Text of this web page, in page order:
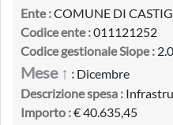
Ente :COMUNE DI
Codice ente :011121252
Codice gestionale Siope :
Mese ↑ : Dicembre
Descrizione spesa :
Importo :€ 40.635,45